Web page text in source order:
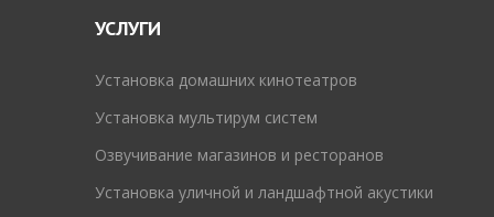
УСЛУГИ
Установка домашних кинотеатров
Установка мультирум систем
Озвучивание магазинов и ресторанов
Установка уличной и ландшафтной акустики